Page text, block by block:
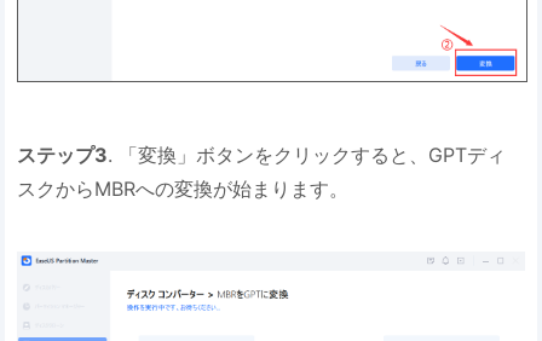
ステップ3. 「変換」ボタンをクリックすると、GPTディ
スクからMBRへの変換が始まります。